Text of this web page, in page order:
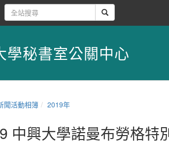
學秘書室公關中心
聞活動相簿 2019年
中興大學諾曼布勞格特